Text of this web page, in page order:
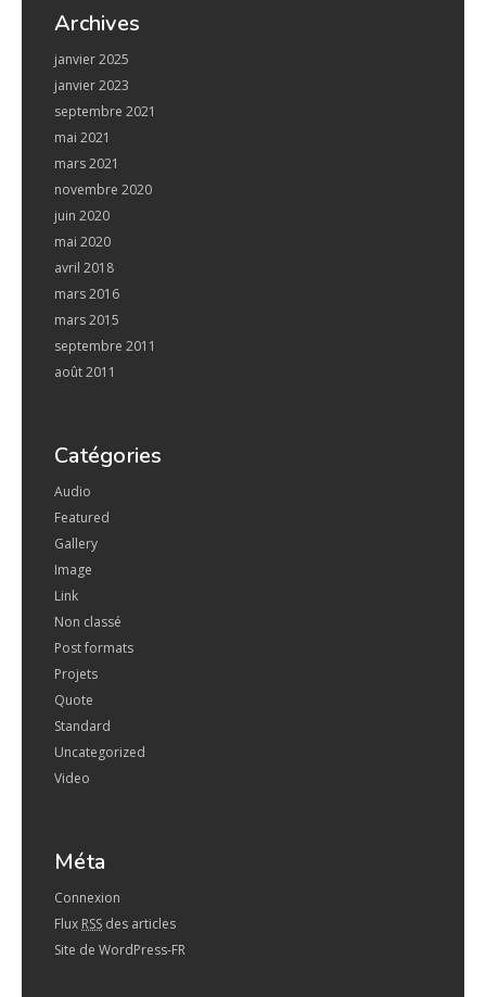
Archives
janvier 2025
janvier 2023
septembre 2021
mai 2021
mars 2021
novembre 2020
juin 2020
mai 2020
avril 2018
mars 2016
mars 2015
septembre 2011
août 2011
Catégories
Audio
Featured
Gallery
Image
Link
Non classé
Post formats
Projets
Quote
Standard
Uncategorized
Video
Méta
Connexion
Flux RSS des articles
Site de WordPress-FR